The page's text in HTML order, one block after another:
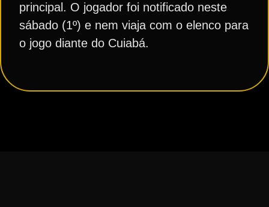
principal. O jogador foi notificado neste
sábado (1º) e nem viaja com o elenco para
o jogo diante do Cuiabá.